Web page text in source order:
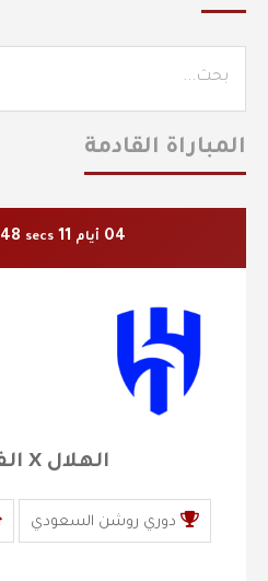
المباراة القادمة
04 أيام 11
47 secs
الهلال X الفيصلي
دوري روشن السعودي